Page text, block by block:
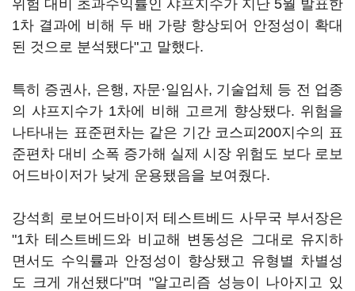
위험 대비 초과수익률인 샤프지수가 지난 5월 발표한
1차 결과에 비해 두 배 가량 향상되어 안정성이 확대
된 것으로 분석됐다"고 말했다.
특히 증권사, 은행, 자문·일임사, 기술업체 등 전 업종
의 샤프지수가 1차에 비해 고르게 향상됐다. 위험을
나타내는 표준편차는 같은 기간 코스피200지수의 표
준편차 대비 소폭 증가해 실제 시장 위험도 보다 로보
어드바이저가 낮게 운용됐음을 보여줬다.
강석희 로보어드바이저 테스트베드 사무국 부서장은
"1차 테스트베드와 비교해 변동성은 그대로 유지하
면서도 수익률과 안정성이 향상됐고 유형별 차별성
도 크게 개선됐다"며 "알고리즘 성능이 나아지고 있